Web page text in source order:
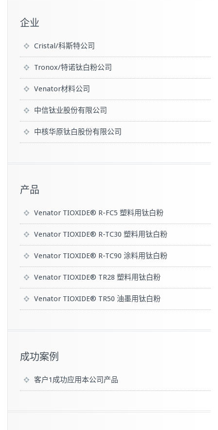
企业
Cristal/科斯特公司
Tronox/特诺钛白粉公司
Venator材料公司
中信钛业股份有限公司
中核华原钛白股份有限公司
产品
Venator TIOXIDE® R-FC5 塑料用钛白粉
Venator TIOXIDE® R-TC30 塑料用钛白粉
Venator TIOXIDE® R-TC90 涂料用钛白粉
Venator TIOXIDE® TR28 塑料用钛白粉
Venator TIOXIDE® TR50 油墨用钛白粉
成功案例
客户1成功应用本公司产品